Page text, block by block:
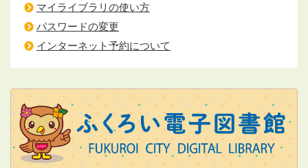
マイライブラリの使い方
パスワードの変更
インターネット予約について